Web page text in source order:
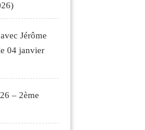
Jérôme
04 janvier
– 2ème